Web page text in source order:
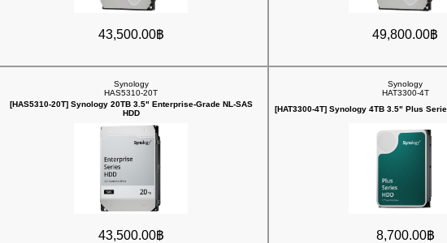
43,500.00฿ 49,800.00฿
Synology
HAS5310-20T
[HAS5310-20T] Synology 20TB 3.5" Enterprise-Grade NL-SAS
HDD
43,500.00฿
Synology
HAT3300-4T
[HAT3300-4T] Synology 4TB 3.5" Plus
8,700.00฿